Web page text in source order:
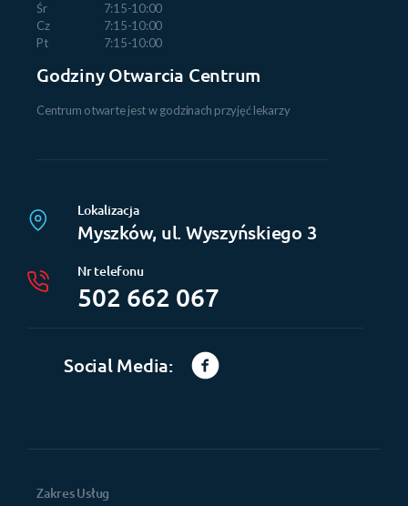
Śr
Cz
Pt
7:15-10:00
7:15-10:00
7:15-10:00
Godziny Otwarcia Centrum
Centrum otwarte jest w godzinach przyjęć lekarzy
Lokalizacja
Myszków, ul. Wyszyńskiego 3
Nr telefonu
502 662 067
Social Media:
Zakres Usług